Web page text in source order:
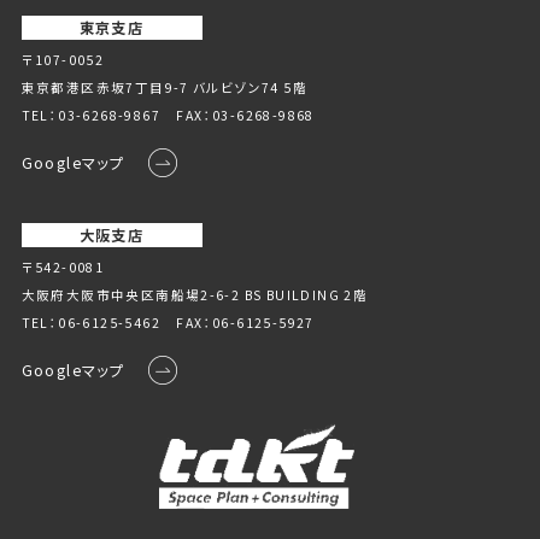
東京支店
〒107-0052
東京都港区赤坂7丁目9-7 バルビゾン74 5階
TEL： 03-6268-9867 FAX：03-6268-9868
Googleマップ
大阪支店
〒542-0081
大阪府大阪市中央区南船場2-6-2 BS BUILDING 2階
TEL： 06-6125-5462 FAX：06-6125-5927
Googleマップ